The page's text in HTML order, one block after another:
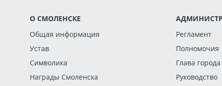
О СМОЛЕНСКЕ
Общая информация
Устав
Символика
Награды Смоленска
Регламент
Полномочия
Глава города
Руководство